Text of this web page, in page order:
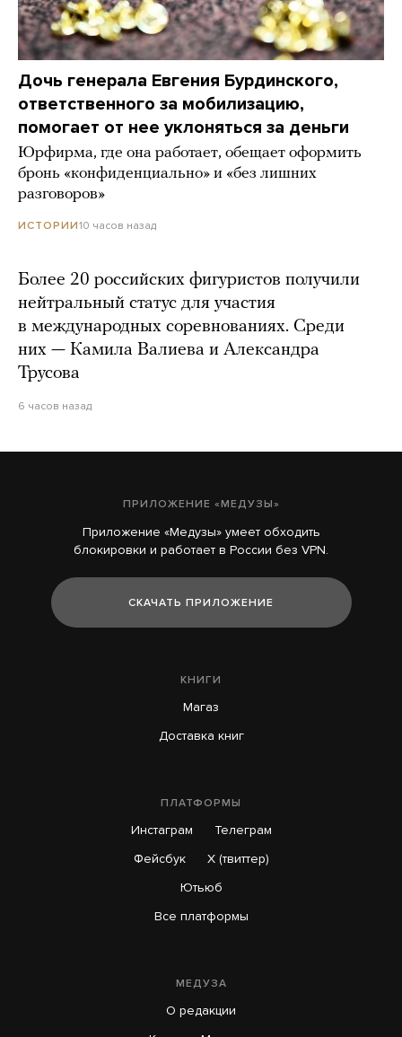
Дочь генерала Евгения Бурдинского,
ответственного за мобилизацию,
помогает от нее уклоняться за деньги
Юрфирма, где она работает, обещает оформить
бронь «конфиденциально» и «без лишних
разговоров»
ИСТОРИИ10 часов назад
Более 20 российских фигуристов получили
нейтральный статус для участия
в международных соревнованиях. Среди
них — Камила Валиева и Александра
Трусова
6 часов назад
неизвестные беспилотники
7 часов назад
В Швеции задержали пару российских
туристов. Их посчитали «угрозой
безопасности» из-за того, что они поставили
ПРИЛОЖЕНИЕ «МЕДУЗЫ»
Приложение «Медузы» умеет обходить
блокировки и работает в России без VPN.
СКАЧАТЬ ПРИЛОЖЕНИЕ
КНИГИ
Магаз
Доставка книг
ПЛАТФОРМЫ
Инстаграм
Телеграм
Фейсбук
X (твиттер)
Ютьюб
Все платформы
МЕДУЗА
О редакции